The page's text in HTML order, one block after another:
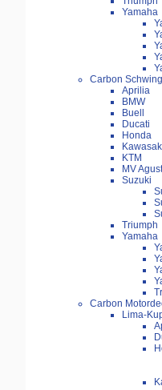
Yamaha
Carbon
Aprilia
BMW
Buell
Ducati
Honda
KTM
MV
Suzuki
Triumph
Yamaha
Carbon
Lima-